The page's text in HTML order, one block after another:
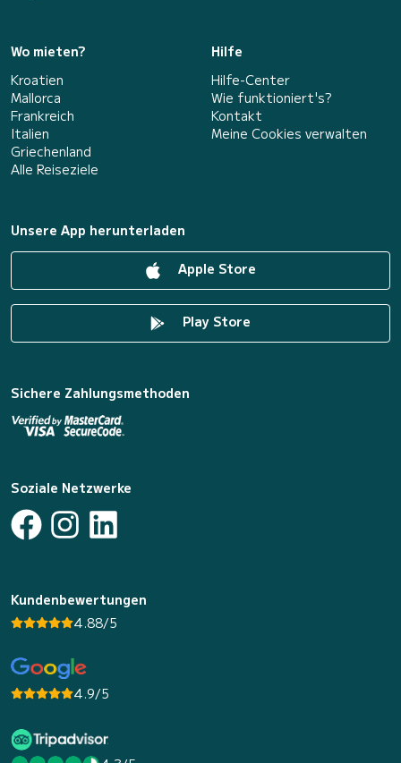
Wo mieten?
Kroatien
Mallorca
Frankreich
Italien
Griechenland
Alle Reiseziele
Hilfe
Hilfe-Center
Wie funktioniert's?
Kontakt
Meine Cookies verwalten
Unsere App herunterladen
Apple Store
Play Store
Sichere Zahlungsmethoden
Soziale Netzwerke
Kundenbewertungen
4.88/5
4.9/5